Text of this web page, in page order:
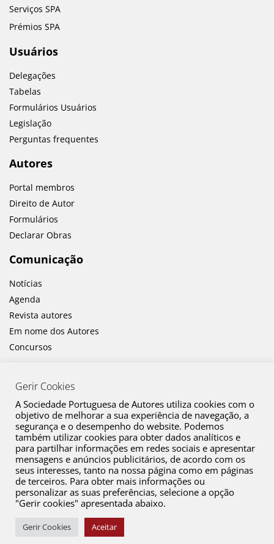
Serviços SPA
Prémios SPA
Usuários
Delegações
Tabelas
Formulários Usuários
Legislação
Perguntas frequentes
Autores
Portal membros
Direito de Autor
Formulários
Declarar Obras
Comunicação
Notícias
Agenda
Revista autores
Em nome dos Autores
Concursos
Canal de Denúncia
Plano de Prevenção de Riscos de Corrupção e Infrações Conexas
Política de Privacidade
Política de Cookies
Copyright © 2026 SPA. Todos os direitos reservados
Gerir Cookies
A Sociedade Portuguesa de Autores utiliza cookies com o
objetivo de melhorar a sua experiência de navegação, a
segurança e o desempenho do website. Podemos
também utilizar cookies para obter dados analíticos e
para partilhar informações em redes sociais e apresentar
mensagens e anúncios publicitários, de acordo com os
seus interesses, tanto na nossa página como em páginas
de terceiros. Para obter mais informações ou
personalizar as suas preferências, selecione a opção
"Gerir cookies" apresentada abaixo.
Gerir Cookies Aceitar